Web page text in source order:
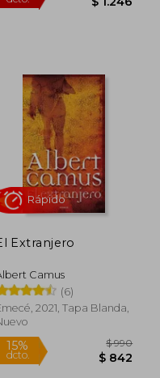
45%
dcto.
Extranjero
Camus
(6)
2021, Tapa Blanda,